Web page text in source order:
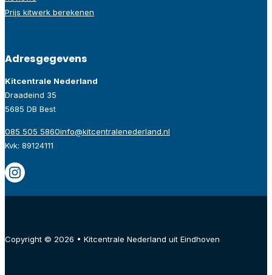
Prijs kitwerk berekenen
Adresgegevens
Kitcentrale Nederland
Draadeind 35
5685 DB Best
085 505 5860info@kitcentralenederland.nl
Kvk: 89124111
Copyright © 2026 • Kitcentrale Nederland uit Eindhoven